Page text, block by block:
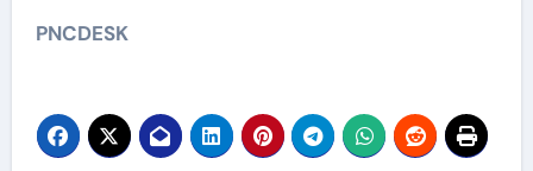
PNCDESK